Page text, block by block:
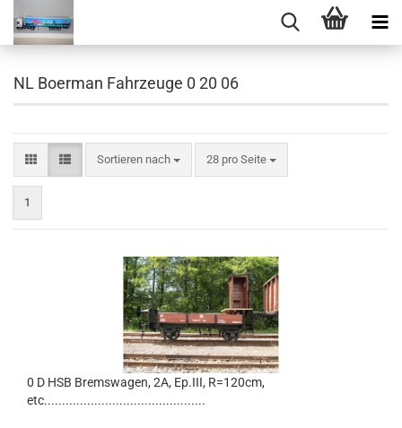
NL Boerman Fahrzeuge 0 20 06
Sortieren nach
Sortieren nach 28 pro Seite
pro Seite
1
0 D HSB Bremswagen, 2A, Ep.III, R=120cm,
etc.............................................